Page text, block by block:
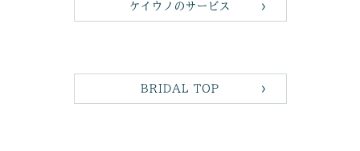
ケイウノのサービス
BRIDAL TOP